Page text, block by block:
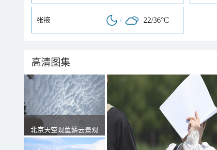
张掖 / 22/36°C
高清图集
北京天空现鱼鳞云景观